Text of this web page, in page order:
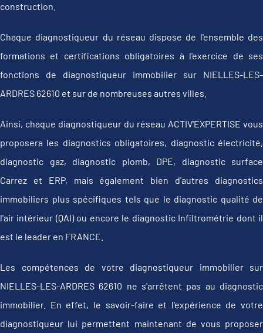
construction.
Chaque diagnostiqueur du réseau dispose de l'ensemble des
formations et certifications obligatoires à l'exercice de ses
fonctions de diagnostiqueur immobilier sur NIELLES-LES-
ARDRES 62610 et sur de nombreuses autres villes.
Ainsi, chaque diagnostiqueur du réseau ACTIV'EXPERTISE vous
proposera les diagnostics obligatoires, diagnostic électricité,
diagnostic gaz, diagnostic plomb, DPE, diagnostic surface
Carrez et ERP, mais également bien d'autres diagnostics
immobiliers plus spécifiques tels que le diagnostic qualité de
l'air intérieur (QAI) ou encore le diagnostic Infiltrométrie dont il
est le leader en FRANCE.
Les compétences de votre diagnostiqueur immobilier sur
NIELLES-LES-ARDRES 62610 ne s'arrêtent pas au diagnostic
immobilier. En effet, le savoir-faire et l'expérience de votre
diagnostiqueur lui permettent maintenant de vous proposer